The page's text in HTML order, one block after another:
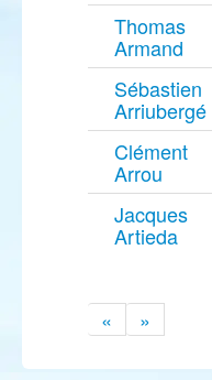
Thomas
Armand
Sébastien
Arriubergé
Clément
Arrou
Jacques
Artieda
« »